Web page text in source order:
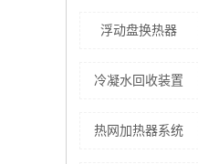
浮动盘换热器
冷凝水回收装置
热网加热器系统